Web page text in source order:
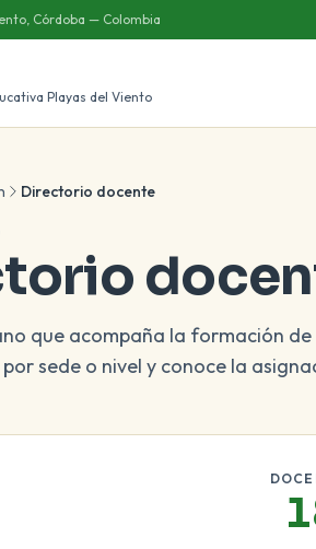
Córdoba — Colombia
Playas del Viento
Directorio docente
que acompaña la formación de
por sede o nivel y conoce la